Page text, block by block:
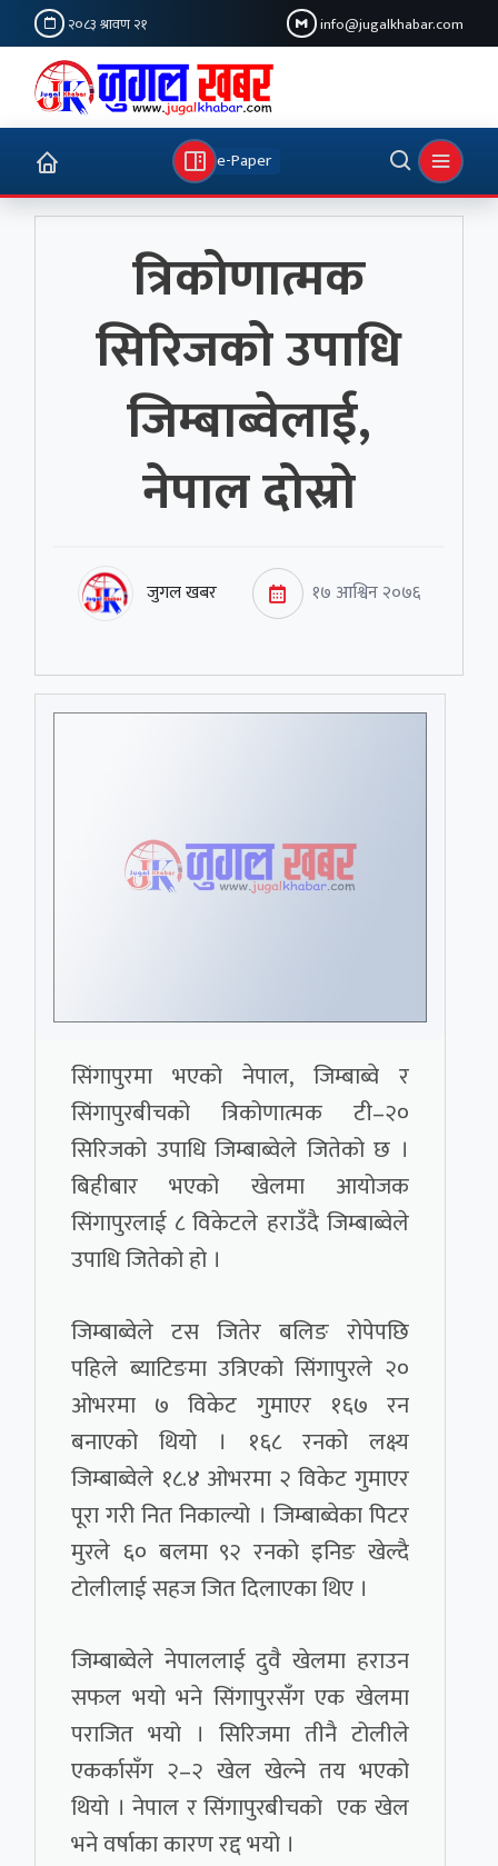
२०८३ श्रावण २१ info@jugalkhabar.com
e-Paper
त्रिकोणात्मक
सिरिजको उपाधि
जिम्बाब्वेलाई,
नेपाल दोस्रो
जुगल खबर १७ आश्विन २०७६
सिंगापुरमा भएको नेपाल, जिम्बाब्वे र
सिंगापुरबीचको त्रिकोणात्मक टी–२०
सिरिजको उपाधि जिम्बाब्वेले जितेको छ ।
बिहीबार भएको खेलमा आयोजक
सिंगापुरलाई ८ विकेटले हराउँदै जिम्बाब्वेले
उपाधि जितेको हो ।
जिम्बाब्वेले टस जितेर बलिङ रोपेपछि
पहिले ब्याटिङमा उत्रिएको सिंगापुरले २०
ओभरमा ७ विकेट गुमाएर १६७ रन
बनाएको थियो । १६८ रनको लक्ष्य
जिम्बाब्वेले १८.४ ओभरमा २ विकेट गुमाएर
पूरा गरी नित निकाल्यो । जिम्बाब्वेका पिटर
मुरले ६० बलमा ९२ रनको इनिङ खेल्दै
टोलीलाई सहज जित दिलाएका थिए ।
जिम्बाब्वेले नेपाललाई दुवै खेलमा हराउन
सफल भयो भने सिंगापुरसँग एक खेलमा
पराजित भयो । सिरिजमा तीनै टोलीले
एकर्कासँग २–२ खेल खेल्ने तय भएको
थियो । नेपाल र सिंगापुरबीचको एक खेल
भने वर्षाका कारण रद्द भयो ।